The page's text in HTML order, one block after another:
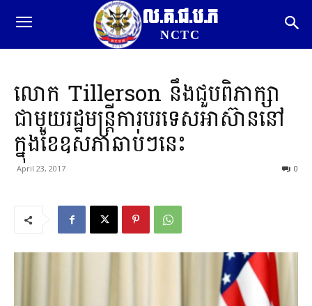
ល.គ.ជ.ប.ភ
NCTC
លោក Tillerson នឹងជួបពិភាក្សា
ជាមួយរដ្ឋមន្រ្តីការបរទេសអាស៊ាននៅ
ក្នុងខែឧសភាឆាប់ៗនេះ
April 23, 2017 0